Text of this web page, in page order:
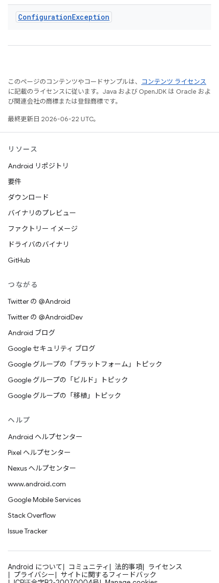
ConfigurationException
このページのコンテンツやコードサンプルは、
コンテンツ ライセンス
に記載のライセンスに従います。Java および OpenJDK は Oracle およ
び関連会社の商標または登録商標です。
最終更新日 2026-06-22 UTC。
リソース
Android リポジトリ
要件
ダウンロード
バイナリのプレビュー
ファクトリー イメージ
ドライバのバイナリ
GitHub
つながる
Twitter の @Android
Twitter の @AndroidDev
Android ブログ
Google セキュリティ ブログ
Google グループの「プラットフォーム」トピック
Google グループの「ビルド」トピック
Google グループの「移植」トピック
ヘルプ
Android ヘルプセンター
Pixel ヘルプセンター
Nexus ヘルプセンター
www.android.com
Google Mobile Services
Stack Overflow
Issue Tracker
Android について コミュニティ 法的事項
ライセンス
プライバシー
サイトに関するフィードバック